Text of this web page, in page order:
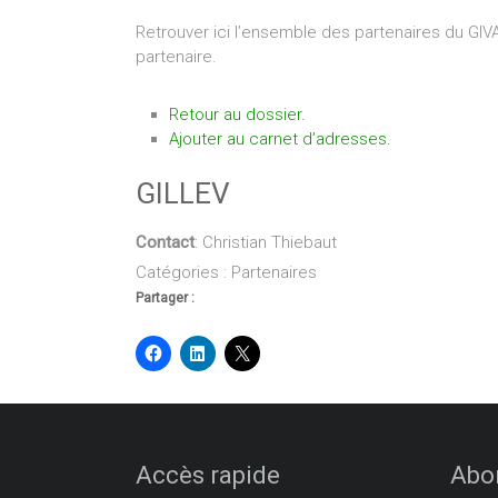
Retrouver ici l’ensemble des partenaires du
partenaire.
Retour au dossier.
Ajouter au carnet d’adresses.
GILLEV
Contact: Christian Thiebaut
Catégories : Partenaires
Partager :
Accès rapide